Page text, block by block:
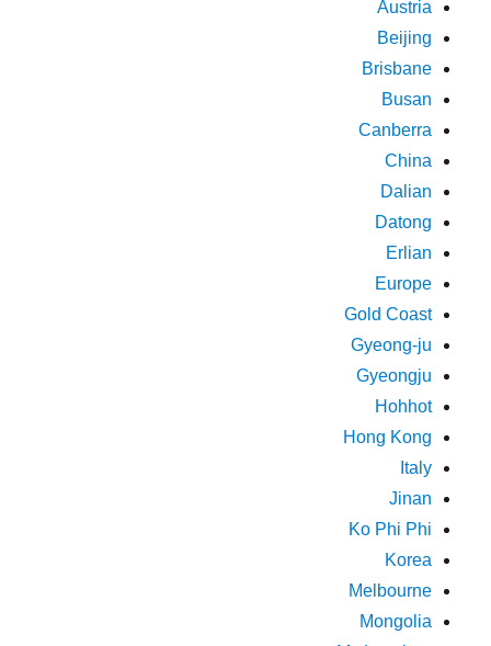
Austria
Beijing
Brisbane
Busan
Canberra
China
Dalian
Datong
Erlian
Europe
Gold Coast
Gyeong-ju
Gyeongju
Hohhot
Hong Kong
Italy
Jinan
Ko Phi Phi
Korea
Melbourne
Mongolia